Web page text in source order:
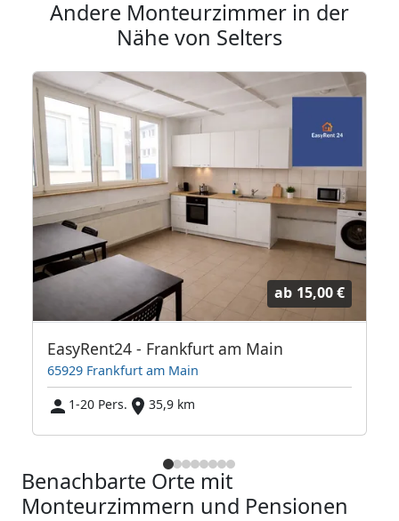
Andere Monteurzimmer in der
Nähe von Selters
ab 15,00 €
EasyRent24 - Frankfurt am Main
65929 Frankfurt am Main
1-20 Pers.
35,9 km
Benachbarte Orte mit
Monteurzimmern und Pensionen